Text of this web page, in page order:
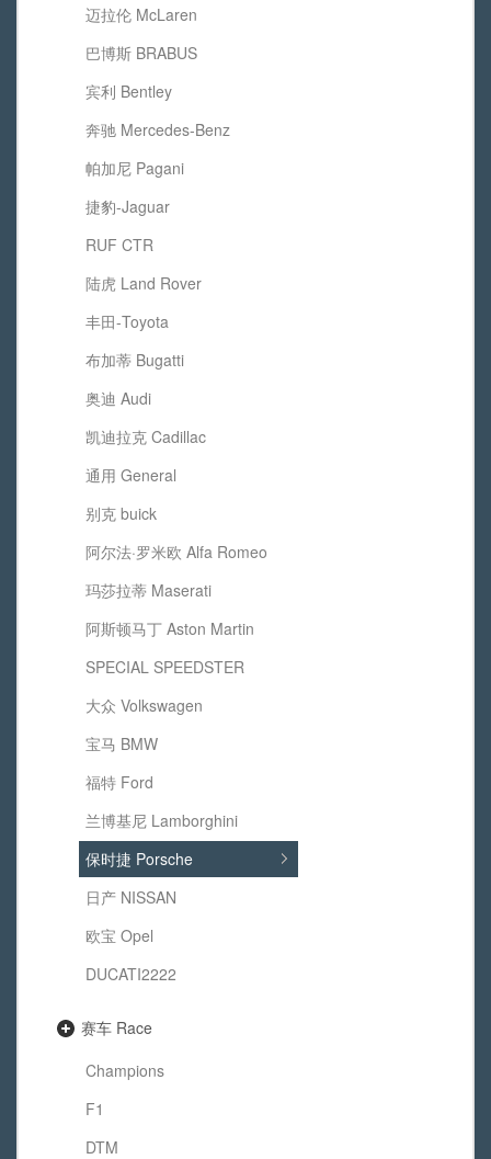
迈拉伦 McLaren
巴博斯 BRABUS
宾利 Bentley
奔驰 Mercedes-Benz
帕加尼 Pagani
捷豹-Jaguar
RUF CTR
陆虎 Land Rover
丰田-Toyota
布加蒂 Bugatti
奥迪 Audi
凯迪拉克 Cadillac
通用 General
别克 buick
阿尔法·罗米欧 Alfa Romeo
玛莎拉蒂 Maserati
阿斯顿马丁 Aston Martin
SPECIAL SPEEDSTER
大众 Volkswagen
宝马 BMW
福特 Ford
兰博基尼 Lamborghini
保时捷 Porsche
日产 NISSAN
欧宝 Opel
DUCATI2222
赛车 Race
Champions
F1
DTM